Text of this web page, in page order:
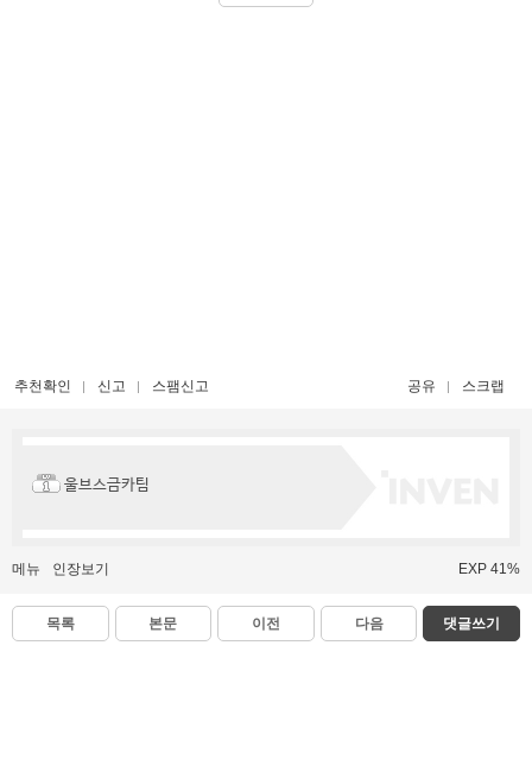
추천확인 신고 스팸신고 공유 스크랩
울브스금카팀
메뉴 인장보기 EXP 41%
목록 본문 이전 다음 댓글쓰기